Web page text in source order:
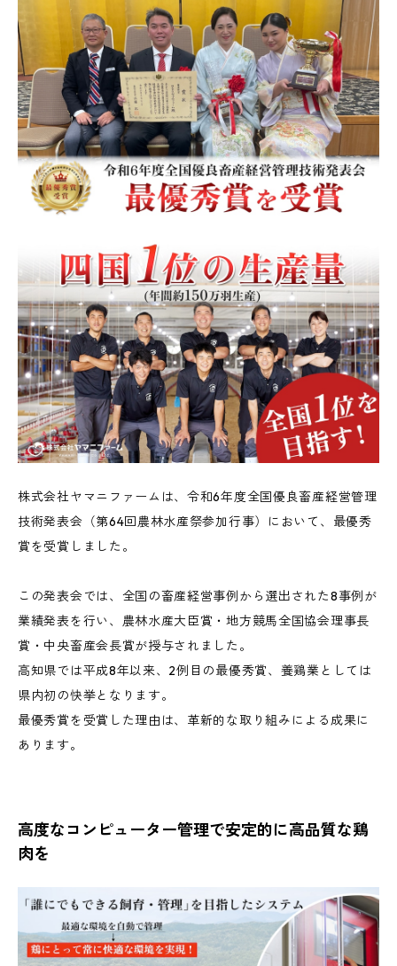
株式会社ヤマニファームは、令和6年度全国優良畜産経営管理
技術発表会（第64回農林水産祭参加行事）において、最優秀
賞を受賞しました。
この発表会では、全国の畜産経営事例から選出された8事例が
業績発表を行い、農林水産大臣賞・地方競馬全国協会理事長
賞・中央畜産会長賞が授与されました。
高知県では平成8年以来、2例目の最優秀賞、養鶏業としては
県内初の快挙となります。
最優秀賞を受賞した理由は、革新的な取り組みによる成果に
あります。
高度なコンピューター管理で安定的に高品質な鶏
肉を